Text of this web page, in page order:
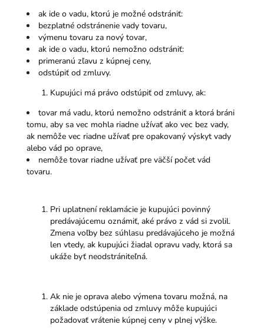
ak ide o vadu, ktorú je možné odstrániť:
bezplatné odstránenie vady tovaru,
výmenu tovaru za nový tovar,
ak ide o vadu, ktorú nemožno odstrániť:
primeranú zľavu z kúpnej ceny,
odstúpiť od zmluvy.
Kupujúci má právo odstúpiť od zmluvy, ak:
tovar má vadu, ktorú nemožno odstrániť a ktorá bráni
tomu, aby sa vec mohla riadne užívať ako vec bez vady,
ak nemôže vec riadne užívať pre opakovaný výskyt vady
alebo vád po oprave,
nemôže tovar riadne užívať pre väčší počet vád
tovaru.
Pri uplatnení reklamácie je kupujúci povinný
predávajúcemu oznámiť, aké právo z vád si zvolil.
Zmena voľby bez súhlasu predávajúceho je možná
len vtedy, ak kupujúci žiadal opravu vady, ktorá sa
ukáže byť neodstrániteľná.
Ak nie je oprava alebo výmena tovaru možná, na
základe odstúpenia od zmluvy môže kupujúci
požadovať vrátenie kúpnej ceny v plnej výške.